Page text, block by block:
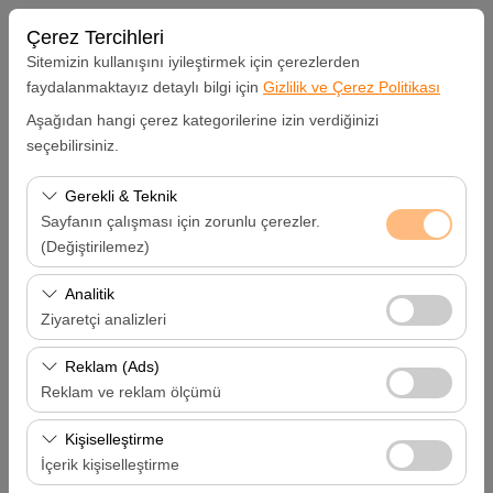
Çerez Tercihleri
Sitemizin kullanışını iyileştirmek için çerezlerden
faydalanmaktayız detaylı bilgi için Gizlilik ve Çerez Politikası
Aşağıdan hangi çerez kategorilerine izin verdiğinizi
seçebilirsiniz.
Gerekli & Teknik
Sayfanın çalışması için zorunlu çerezler.
(Değiştirilemez)
Bu çerezler sitenin doğru şekilde çalışması, güvenlik,
oturum yönetimi ve temel işlevler için gereklidir. Devre
dışı bırakılamaz.
Analitik
Ziyaretçi analizleri
Bu çerezler, sitemizin nasıl kullanıldığını (ziyaretçi sayısı,
en çok ziyaret edilen sayfalar, kullanıcı davranışları)
analiz etmemizi sağlar. Bu veriler, web sitesi
performansını ölçmek ve kullanıcı deneyimini sürekli
iyileştirmek için kullanılır.
Reklam (Ads)
Reklam ve reklam ölçümü
Bu çerezler, size ilgi alanlarınıza uygun kişiselleştirilmiş
reklamlar göstermemize ve reklam kampanyalarımızın
etkinliğini (gösterim sayısı, tıklama oranı) ölçmemize
Kişiselleştirme
İçerik kişiselleştirme
Alış Lokasyonu
Hatay Samandağ
Aracı farklı bir lokasyona bırakacağım
Alış Tarih & Saat
09:00
Bırakış Tarih & Saat